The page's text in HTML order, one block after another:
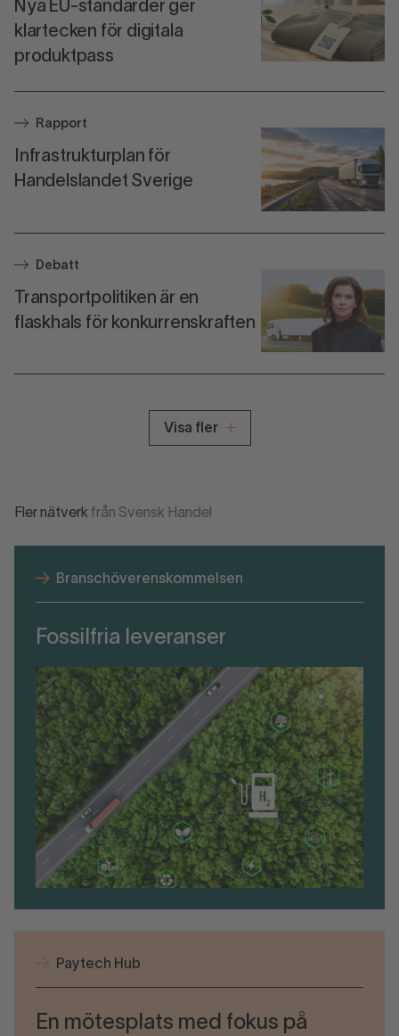
Nya EU-standarder ger
klartecken för digitala
produktpass
Rapport
Infrastrukturplan för
Handelslandet Sverige
Debatt
Transportpolitiken är en
flaskhals för konkurrenskraften
Visa fler
Fler nätverk från Svensk Handel
Branschöverenskommelsen
Fossilfria leveranser
Paytech Hub
En mötesplats med fokus på